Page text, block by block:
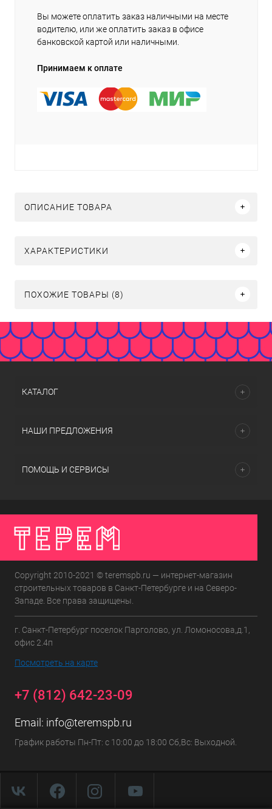
Вы можете оплатить заказ наличными на месте
водителю, или же оплатить заказ в офисе
банковской картой или наличными.
Принимаем к оплате
ОПИСАНИЕ ТОВАРА
ХАРАКТЕРИСТИКИ
ПОХОЖИЕ ТОВАРЫ (8)
КАТАЛОГ
НАШИ ПРЕДЛОЖЕНИЯ
ПОМОЩЬ И СЕРВИСЫ
Copyright 2010-2021 © teremspb.ru — интернет-магазин
строительных товаров в Санкт-Петербурге и на Северо-
Западе. Все права защищены.
г. Санкт-Петербург поселок Парголово, ул. Ломоносова,д.1,
офис 2.4п
Посмотреть на карте
+7 (812) 642-23-09
Email: info@teremspb.ru
График работы Пн-Пт: с 10:00 до 18:00 Сб,Вс: Выходной.